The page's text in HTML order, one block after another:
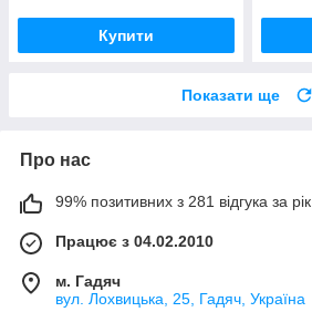
Купити
Показати ще
Про нас
99% позитивних з 281 відгука за рік
Працює з 04.02.2010
м. Гадяч
вул. Лохвицька, 25, Гадяч, Україна